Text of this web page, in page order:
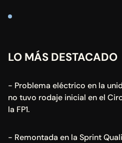
LO MÁS DESTACADO
- Problema eléctrico en la
no tuvo rodaje inicial en el
la FP1.
- Remontada en la Sprint